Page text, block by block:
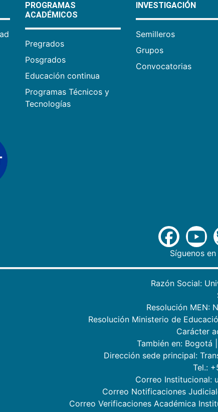
PROGRAMAS
ACADÉMICOS
Pregrados
Posgrados
Educación continua
Programas Técnicos y
Tecnologías
INVESTIGACIÓN
Semilleros
Grupos
Convocatorias
Síguenos
Razón Social:
Resolución MEN:
Resolución Ministerio de
Carácter
También en: Bogotá
Dirección sede principal:
Tel.:
Correo Institucional:
Correo Notificaciones
Correo Verificaciones Académica